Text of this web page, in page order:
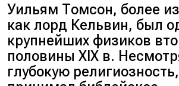
Уильям Томсон, более
как лорд Кельвин, был
крупнейших физиков
половины XIX в.
глубокую